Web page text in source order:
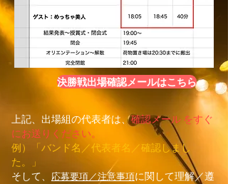
決勝戦出場確認メールはこちら
上記、出場組の代表者は、確認メール をすぐ
にお送りください。
​例）「バンド名／代表者名／確認しまし
た。」
そして、 応募要項／注意事項に関して理解／遵